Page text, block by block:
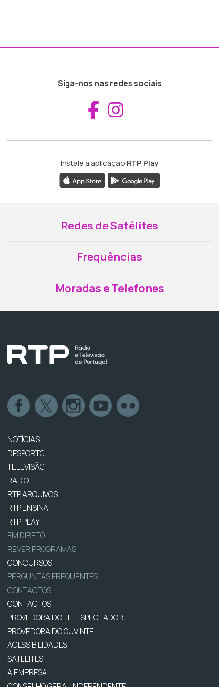
Siga-nos nas redes sociais
Aceder ao
Instale a aplicação RTP Play
Redes de Satélites
Frequências
Moradas e Telefones
NOTÍCIAS
DESPORTO
TELEVISÃO
RÁDIO
RTP ARQUIVOS
RTP ENSINA
RTP PLAY
EM DIRETO
REVER PROGRAMAS
CONCURSOS
PERGUNTAS FREQUENTES
CONTACTOS
CONTACTOS
PROVEDORA DO TELESPECTADOR
PROVEDORA DO OUVINTE
ACESSIBILIDADES
SATÉLITES
A EMPRESA